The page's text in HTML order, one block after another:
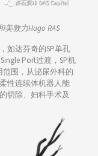
美敦力Hugo RAS
如达芬奇的SP单孔
Port过渡，SP机
范围，从泌尿外科的
性连续体机器人能
切除、妇科手术及